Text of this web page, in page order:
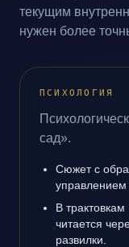
текущим
нужен более
ПСИХОЛОГИЯ
сад».
Сюжет с
управлением
В
читается
развилки.